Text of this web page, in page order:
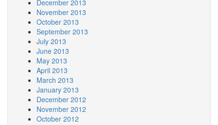
December 2013
November 2013
October 2013
September 2013
July 2013
June 2013
May 2013
April 2013
March 2013
January 2013
December 2012
November 2012
October 2012